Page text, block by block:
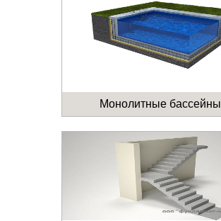
Монолитные бассейны